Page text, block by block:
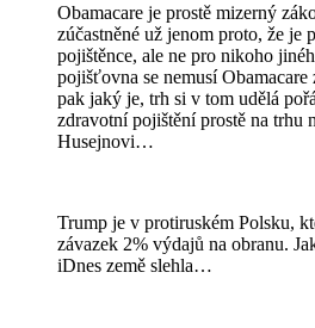
Obamacare je prostě mizerný
zúčastněné už jenom proto, že je
pojištěnce, ale ne pro nikoho
pojišťovna se nemusí
pak jaký je, trh si v tom udělá
zdravotní pojištění prostě na trhu
Husejnovi…
Trump je v protiruském Polsku,
závazek 2% výdajů na obranu.
iDnes země slehla…